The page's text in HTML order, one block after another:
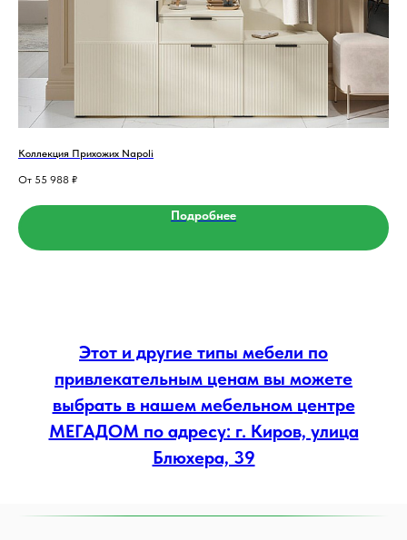
Коллекция Прихожих Napoli
55 988 ₽
Подробнее
Этот и другие типы мебели по
привлекательным ценам вы можете
выбрать в нашем мебельном центре
МЕГАДОМ по адресу: г. Киров, улица
Блюхера, 39